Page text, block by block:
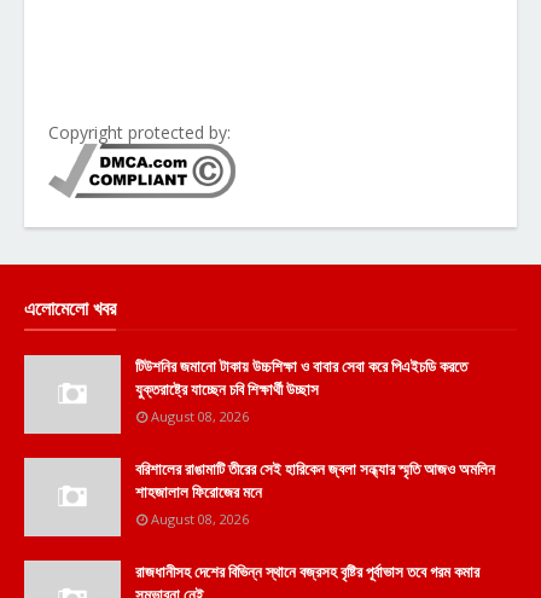
Copyright protected by:
এলোমেলো খবর
টিউশনির জমানো টাকায় উচ্চশিক্ষা ও বাবার সেবা করে পিএইচডি করতে
যুক্তরাষ্ট্রে যাচ্ছেন চবি শিক্ষার্থী উচ্ছাস
August 08, 2026
বরিশালের রাঙামাটি তীরের সেই হারিকেন জ্বলা সন্ধ্যার স্মৃতি আজও অমলিন
শাহজালাল ফিরোজের মনে
August 08, 2026
রাজধানীসহ দেশের বিভিন্ন স্থানে বজ্রসহ বৃষ্টির পূর্বাভাস তবে গরম কমার